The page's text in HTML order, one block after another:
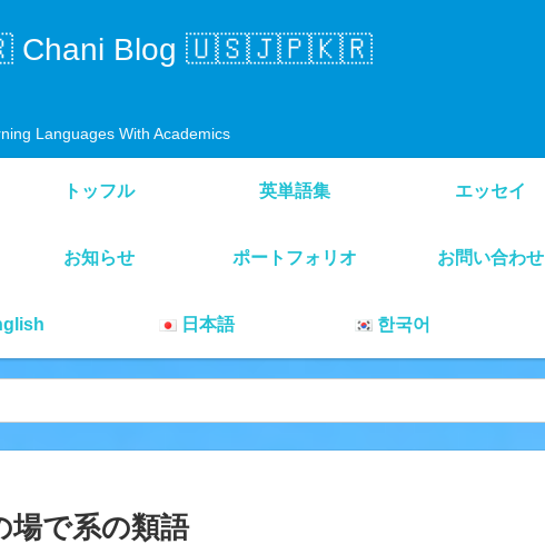
Blog 🇺🇸🇯🇵🇰🇷
Languages With Academics
トッフル 英単語集 エッセイ
お知らせ ポートフォリオ お問い合わせ
日本語 한국어
場で系の類語